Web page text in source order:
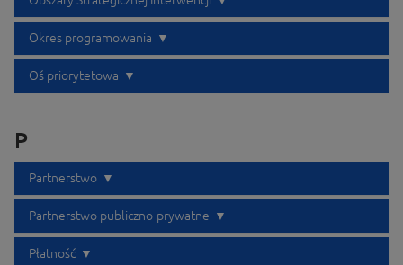
Okres programowania
Oś priorytetowa
P
Partnerstwo
Partnerstwo publiczno-prywatne
Płatność